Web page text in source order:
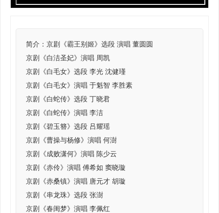
简介： 京剧《霸王别姬》选段 演唱 董圆圆
京剧《白洁圣妃》演唱 周凯
京剧《白毛女》选段 李光 沈健瑾
京剧《白毛女》演唱 于魁智 李胜素
京剧《白蛇传》选段 丁晓君
京剧《白蛇传》演唱 李洁
京剧《碧玉簪》选段 吕耀瑶
京剧《曹操与杨修》演唱 何澍
京剧《成败潇何》演唱 陈少云
京剧《赤伶》演唱 傅希如 窦晓璇
京剧《赤桑镇》演唱 唐元才 胡璇
京剧《串龙珠》选段 张澍
京剧《春闺梦》演唱 李佩红